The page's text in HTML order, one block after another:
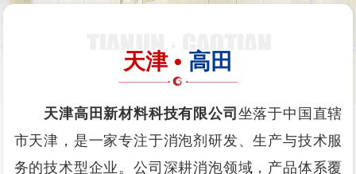
天津 • 高田
天津高田新材料科技有限公司 坐落于中国直辖
市天津，是一家专注于消泡剂研发、生产与技术服
务的技术型企业。公司深耕消泡领域，产品体系覆